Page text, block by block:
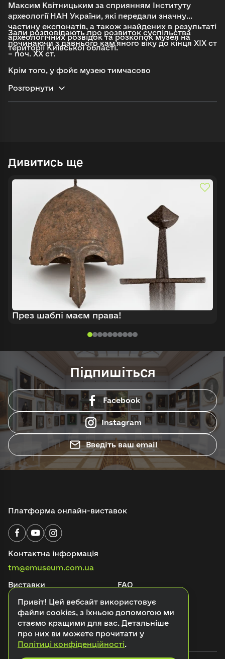
Пошук
Увійти в emuseum.ua
Максим Квітницьким за сприянням Інституту
археології НАН України, які передали значну
частину експонатів, а також знайдених в результаті
археологічних розвідок та розкопок музея на
території Київської області.
Зали розповідають про розвиток суспільства
починаючи з давнього кам’яного віку до кінця ХІХ ст
– поч. ХХ ст.
Крім того, у фойє музею тимчасово
Розгорнути
Дивитись ще
През шаблі маєм права!
Підпишіться
Facebook
Instagram
Введіть ваш email
Платформа онлайн-виставок
Контактна інформація
tm@emuseum.com.ua
Виставки
FAQ
Аудіогіди
Онлайн-квести
Про проєкт
Блог
Контакти
Привіт! Цей вебсайт використовує
файли cookies, з їхньою допомогою ми
стаємо кращими для вас. Детальніше
про них ви можете прочитати у
Політиці конфіденційності.